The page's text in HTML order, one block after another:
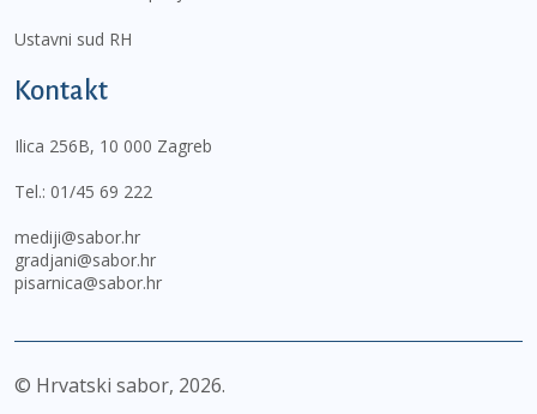
Ustavni sud RH
Kontakt
Ilica 256B, 10 000 Zagreb
Tel.: 01/45 69 222
mediji@sabor.hr
gradjani@sabor.hr
pisarnica@sabor.hr
© Hrvatski sabor, 2026